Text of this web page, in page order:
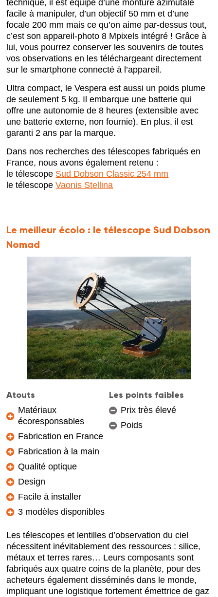
technique, il est équipé d’une monture azimutale
facile à manipuler, d’un objectif 50 mm et d’une
focale 200 mm mais ce qu’on aime par-dessus tout,
c’est son appareil-photo 8 Mpixels intégré ! Grâce à
lui, vous pourrez conserver les souvenirs de toutes
vos observations en les téléchargeant directement
sur le smartphone connecté à l’appareil.
Ultra compact, le Vespera est aussi un poids plume
de seulement 5 kg. Il embarque une batterie qui
offre une autonomie de 8 heures (extensible avec
une batterie externe, non fournie). En plus, il est
garanti 2 ans par la marque.
Dans nos recherches des télescopes fabriqués en
France, nous avons également retenu :
le télescope Sud Dobson Classic 254 mm
le télescopeVaonis Stellina
Le meilleur écolo : le télescope Sud Dobson
Nomad
Atouts
Matériaux
écoresponsables
Fabrication en France
Fabrication à la main
Qualité optique
Design
Facile à installer
3 modèles disponibles
Les points faibles
Prix très élevé
Poids
Les télescopes et lentilles d’observation du ciel
nécessitent inévitablement des ressources : silice,
métaux et terres rares… Leurs composants sont
fabriqués aux quatre coins de la planète, pour des
acheteurs également disséminés dans le monde,
impliquant une logistique fortement émettrice de gaz